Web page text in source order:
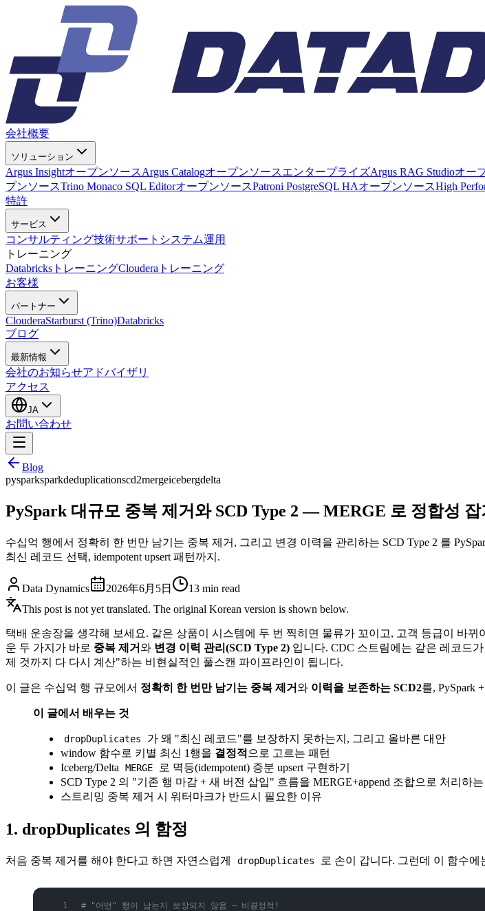
会社概要
ソリューション
Argus InsightオープンソースArgus CatalogオープンソースエンタープライズArgus RAG Studioオー
プンソースTrino Monaco SQL EditorオープンソースPatroni PostgreSQL HAオープンソースHigh
特許
サービス
コンサルティング技術サポート システム運用
トレーニング
DatabricksトレーニングClouderaトレーニング
お客様
パートナー
ClouderaStarburst (Trino)Databricks
ブログ
最新情報
会社のお知らせアドバイザリ
アクセス
JA
お問い合わせ
Blog
pysparksparkdeduplicationscd2mergeicebergdelta
PySpark 대규모 중복 제거와 SCD Type 2 — MERGE 로 정합성 잡
수십억 행에서 정확히 한 번만 남기는 중복 제거, 그리고 변경 이력을 관리하는 SCD Type 2 를
최신 레코드 선택, idempotent upsert 패턴까지.
Data Dynamics 2026年6月5日 13 min read
This post is not yet translated. The original Korean version is shown below.
택배 운송장을 생각해 보세요. 같은 상품이 시스템에 두 번 찍히면 물류가 꼬이고, 고객 등급이 바
운 두 가지가 바로 중복 제거와 변경 이력 관리(SCD Type 2) 입니다. CDC 스트림에는 같은 레코드
제 것까지 다 다시 계산"하는 비현실적인 풀스캔 파이프라인이 됩니다.
이 글은 수십억 행 규모에서 정확히 한 번만 남기는 중복 제거와 이력을 보존하는 SCD2를, PySpark
이 글에서 배우는 것
dropDuplicates
가 왜 "최신 레코드"를 보장하지 못하는지, 그리고 올바른 대안
window 함수로 키별 최신 1행을 결정적 으로 고르는 패턴
Iceberg/Delta
MERGE
로 멱등(idempotent) 증분 upsert 구현하기
SCD Type 2 의 "기존 행 마감 + 새 버전 삽입" 흐름을 MERGE+append 조합으로 처리하는
스트리밍 중복 제거 시 워터마크가 반드시 필요한 이유
1. dropDuplicates 의 함정
처음 중복 제거를 해야 한다고 하면 자연스럽게 dropDuplicates 로 손이 갑니다. 그런데 이 함수
# "어떤" 행이 남는지 보장되지 않음 — 비결정적!